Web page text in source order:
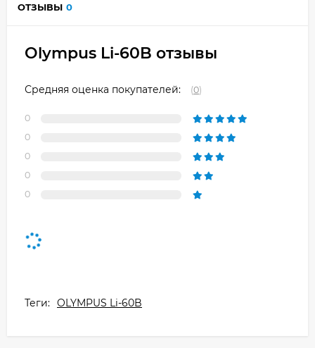
ОТЗЫВЫ 0
Olympus Li-60B отзывы
Средняя оценка покупателей: (0)
0
0
0
0
0
Теги: OLYMPUS Li-60B